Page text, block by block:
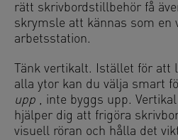
rätt skrivbordstillbehör få
skrymsle att kännas som en
arbetsstation.
Tänk vertikalt. Istället för
alla ytor kan du välja smart
upp , inte byggs upp.
hjälper dig att frigöra
visuell röran och hålla det